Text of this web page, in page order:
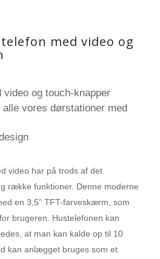
med video og
video og touch-knapper
alle vores dørstationer med
video har på trods af det
række funktioner. Denne moderne
en 3,5” TFT-farveskærm, som
brugeren. Hustelefonen kan
at man kan kalde op til 10
kan anlægget bruges som et